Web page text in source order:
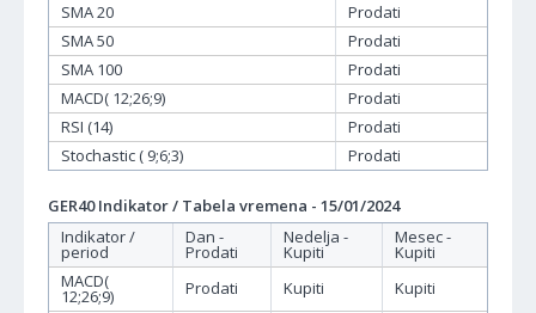
SMA 20
Prodati
SMA 50
Prodati
SMA 100
Prodati
MACD( 12;26;9)
Prodati
RSI (14)
Prodati
Stochastic ( 9;6;3)
Prodati
GER40 Indikator / Tabela vremena - 15/01/2024
Indikator /
period
Dan -
Prodati
Nedelja -
Kupiti
Mesec -
Kupiti
MACD(
12;26;9) Prodati Kupiti
Kupiti